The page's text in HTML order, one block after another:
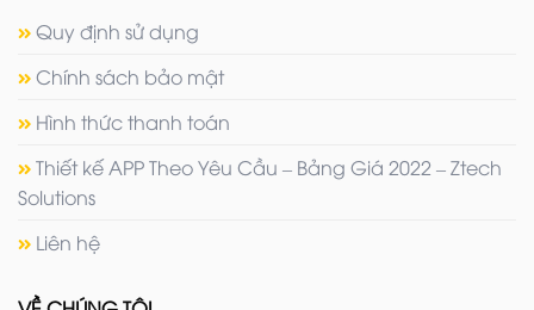
Quy định sử dụng
Chính sách bảo mật
Hình thức thanh toán
Thiết kế APP Theo Yêu Cầu – Bảng Giá 2022 – Ztech
Solutions
Liên hệ